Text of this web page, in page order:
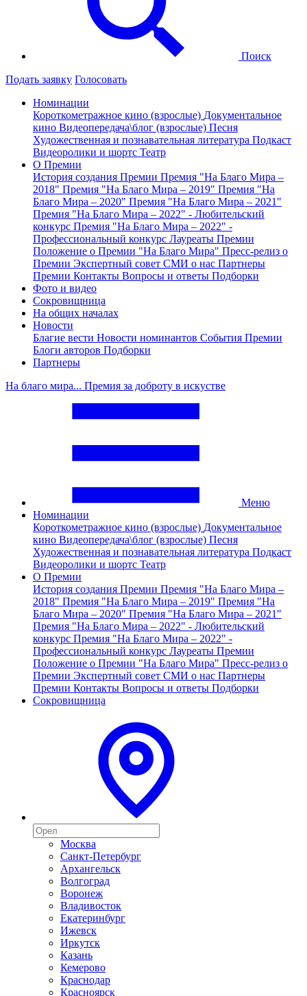
Поиск
Подать заявку Голосовать
Номинации
Короткометражное кино (взрослые) Документальное
кино Видеопередача\блог (взрослые) Песня
Художественная и познавательная литература Подкаст
Видеоролики и шортс Театр
О Премии
История создания Премии Премия "На Благо Мира –
2018" Премия "На Благо Мира – 2019" Премия "На
Благо Мира – 2020" Премия "На Благо Мира – 2021"
Премия "На Благо Мира – 2022" - Любительский
конкурс Премия "На Благо Мира – 2022" -
Профессиональный конкурс Лауреаты Премии
Положение о Премии "На Благо Мира" Пресс-релиз о
Премии Экспертный совет СМИ о нас Партнеры
Премии Контакты Вопросы и ответы Подборки
Фото и видео
Сокровищница
На общих началах
Новости
Благие вести Новости номинантов События Премии
Блоги авторов Подборки
Партнеры
На благо мира... Премия за доброту в искустве
Меню
Номинации
Короткометражное кино (взрослые) Документальное
кино Видеопередача\блог (взрослые) Песня
Художественная и познавательная литература Подкаст
Видеоролики и шортс Театр
О Премии
История создания Премии Премия "На Благо Мира –
2018" Премия "На Благо Мира – 2019" Премия "На
Благо Мира – 2020" Премия "На Благо Мира – 2021"
Премия "На Благо Мира – 2022" - Любительский
конкурс Премия "На Благо Мира – 2022" -
Профессиональный конкурс Лауреаты Премии
Положение о Премии "На Благо Мира" Пресс-релиз о
Премии Экспертный совет СМИ о нас Партнеры
Премии Контакты Вопросы и ответы Подборки
Сокровищница
Москва
Санкт-Петербург
Архангельск
Волгоград
Воронеж
Владивосток
Екатеринбург
Ижевск
Иркутск
Казань
Кемерово
Краснодар
Красноярск